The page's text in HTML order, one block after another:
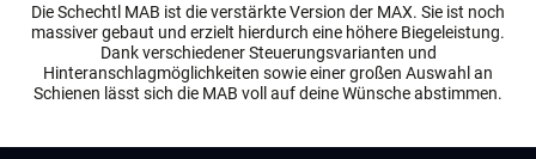
Die Schechtl MAB ist die verstärkte Version der MAX. Sie ist noch
massiver gebaut und erzielt hierdurch eine höhere Biegeleistung.
Dank verschiedener Steuerungsvarianten und
Hinteranschlagmöglichkeiten sowie einer großen Auswahl an
Schienen lässt sich die MAB voll auf deine Wünsche abstimmen.